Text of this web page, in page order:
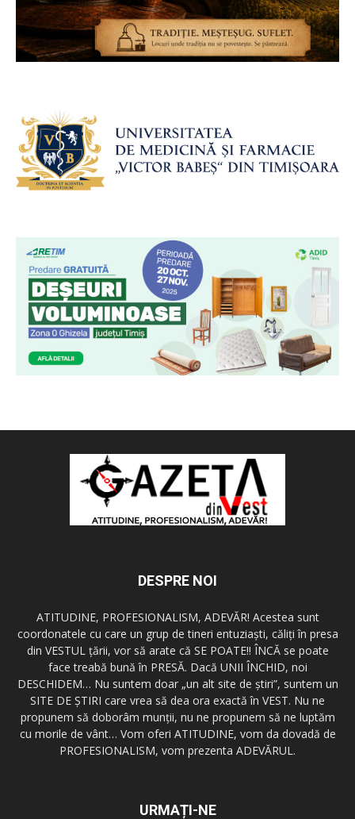
DESPRE NOI
ATITUDINE, PROFESIONALISM, ADEVĂR! Acestea sunt
coordonatele cu care un grup de tineri entuziaşti, căliţi în presa
din VESTUL ţării, vor să arate că SE POATE!! ÎNCĂ se poate
face treabă bună în PRESĂ. Dacă UNII ÎNCHID, noi
DESCHIDEM… Nu suntem doar „un alt site de ştiri”, suntem un
SITE DE ŞTIRI care vrea să dea ora exactă în VEST. Nu ne
propunem să doborâm munţii, nu ne propunem să ne luptăm
cu morile de vânt… Vom oferi ATITUDINE, vom da dovadă de
PROFESIONALISM, vom prezenta ADEVĂRUL.
URMAȚI-NE